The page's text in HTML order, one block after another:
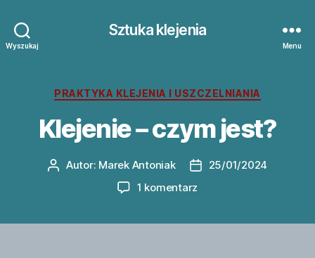
Wyszukaj
Sztuka klejenia
Menu
Kategorie
PRAKTYKA KLEJENIA I USZCZELNIANIA
Klejenie – czym jest?
AutorAutor: Marek Antoniak
Data25/01/2024
1 komentarz